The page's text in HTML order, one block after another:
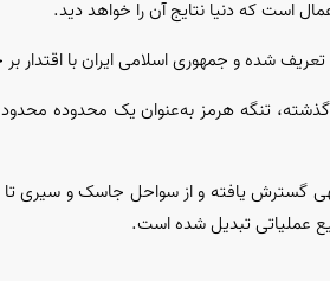
است که دنیا نتایج آن را خواهد دید.
شده و جمهوری اسلامی ایران با اقتدار
گذشته، تنگه هرمز به‌عنوان یک محدوده
یافته و از سواحل جاسک و سیری تا
عملیاتی تبدیل شده است.